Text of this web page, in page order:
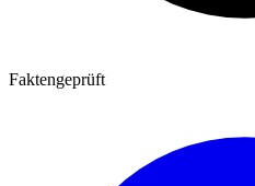
Faktengeprüft